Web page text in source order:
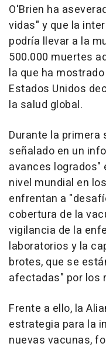
O'Brien ha
vidas" y que la
podría llevar a la
500.000 muertes
la que ha
Estados Unidos
la salud global.
Durante la primera
señalado en un
avances logrados"
nivel mundial en
enfrentan a
cobertura de la
vigilancia de la
laboratorios y la
brotes, que se
afectadas" por los
Frente a ello, la
estrategia para la
nuevas vacunas,